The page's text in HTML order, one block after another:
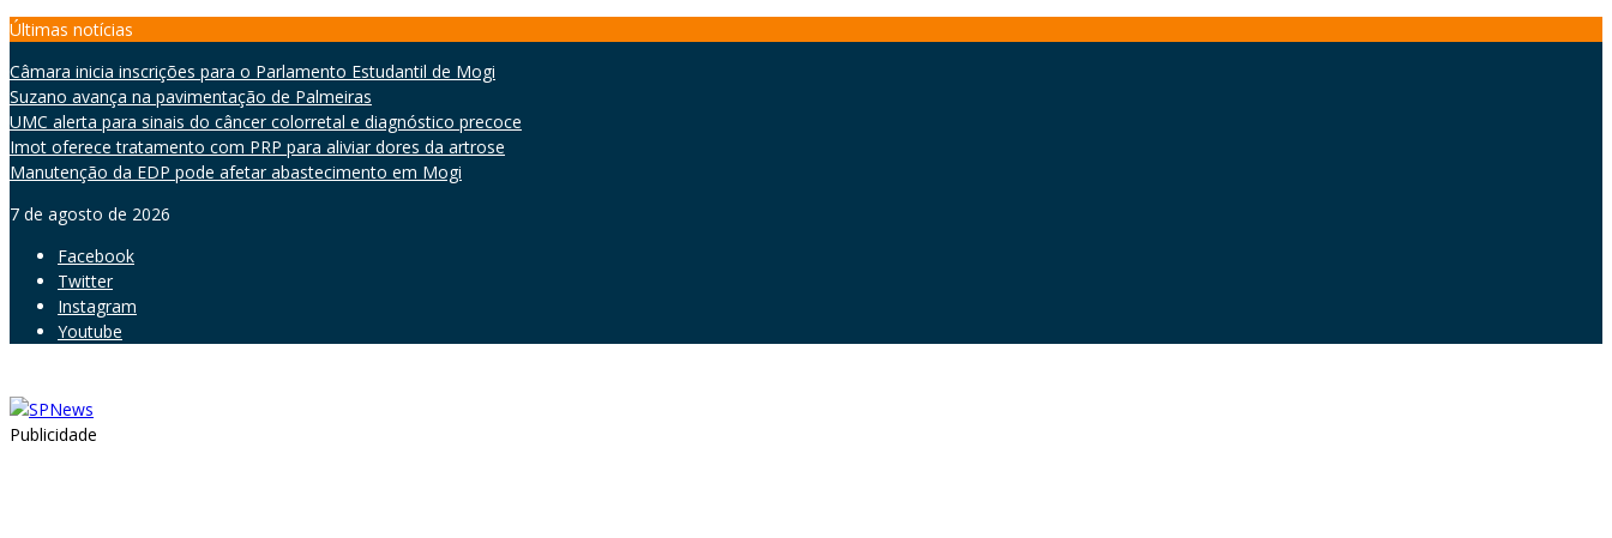
Skip
content
Últimas notícias
Câmara inicia inscrições para o Parlamento Estudantil de Mogi
Suzano avança na pavimentação de Palmeiras
UMC alerta para sinais do câncer colorretal e diagnóstico precoce
Imot oferece tratamento com PRP para aliviar dores da artrose
Manutenção da EDP pode afetar abastecimento em Mogi
7 de agosto de 2026
Facebook
Twitter
Instagram
Youtube
Publicidade